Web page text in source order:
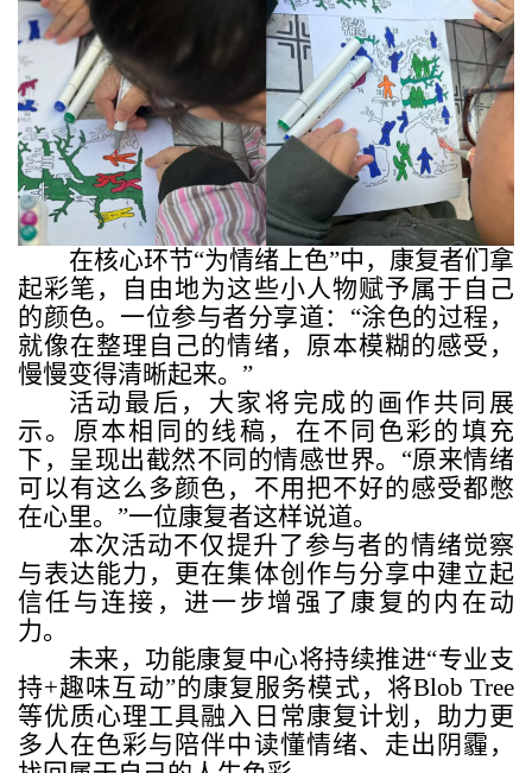
在核心环节“为情绪上色”中，康复者们拿
起彩笔，自由地为这些小人物赋予属于自己
的颜色。一位参与者分享道：“涂色的过程，
就像在整理自己的情绪，原本模糊的感受，
慢慢变得清晰起来。”
活动最后，大家将完成的画作共同展
示。原本相同的线稿，在不同色彩的填充
下，呈现出截然不同的情感世界。“原来情绪
可以有这么多颜色，不用把不好的感受都憋
在心里。”一位康复者这样说道。
本次活动不仅提升了参与者的情绪觉察
与表达能力，更在集体创作与分享中建立起
信任与连接，进一步增强了康复的内在动
力。
未来，功能康复中心将持续推进“专业支
持+趣味互动”的康复服务模式，将Blob Tree
等优质心理工具融入日常康复计划，助力更
多人在色彩与陪伴中读懂情绪、走出阴霾，